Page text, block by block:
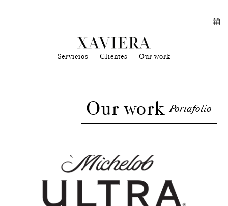
Servicios Clientes Our work
Our work Portafolio